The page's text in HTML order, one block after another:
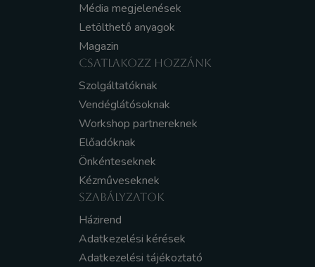
Média megjelenések
Letölthető anyagok
Magazin
CSATLAKOZZ HOZZÁNK
Szolgáltatóknak
Vendéglátósoknak
Workshop partnereknek
Előadóknak
Önkénteseknek
Kézműveseknek
SZABÁLYZATOK
Házirend
Adatkezelési kérések
Adatkezelési tájékoztató